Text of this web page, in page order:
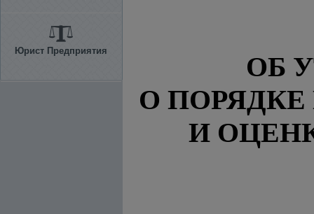
Юрист Предприятия
ОБ
О
И